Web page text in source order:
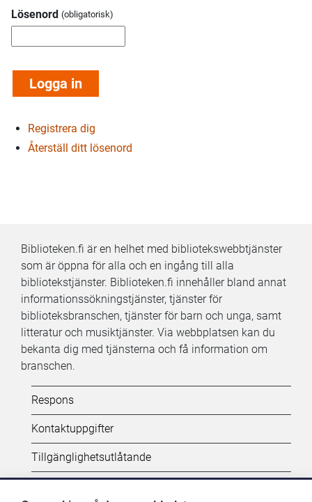
Lösenord
Registrera dig
Återställ ditt lösenord
Biblioteken.fi är en helhet med bibliotekswebbtjänster
som är öppna för alla och en ingång till alla
bibliotekstjänster. Biblioteken.fi innehåller bland annat
informationssökningstjänster, tjänster för
biblioteksbranschen, tjänster för barn och unga, samt
litteratur och musiktjänster. Via webbplatsen kan du
bekanta dig med tjänsterna och få information om
branschen.
Kifi:
Biblioteken.fi-
alatunniste
(SV)
Respons
Kontaktuppgifter
Tillgänglighetsutlåtande